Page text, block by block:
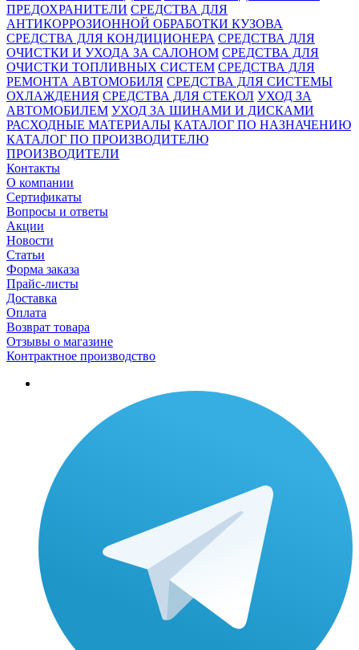
ПРЕДОХРАНИТЕЛИ СРЕДСТВА ДЛЯ
АНТИКОРРОЗИОННОЙ ОБРАБОТКИ КУЗОВА
СРЕДСТВА ДЛЯ КОНДИЦИОНЕРА СРЕДСТВА ДЛЯ
ОЧИСТКИ И УХОДА ЗА САЛОНОМ СРЕДСТВА ДЛЯ
ОЧИСТКИ ТОПЛИВНЫХ СИСТЕМ СРЕДСТВА ДЛЯ
РЕМОНТА АВТОМОБИЛЯ СРЕДСТВА ДЛЯ СИСТЕМЫ
ОХЛАЖДЕНИЯ СРЕДСТВА ДЛЯ СТЕКОЛ УХОД ЗА
АВТОМОБИЛЕМ УХОД ЗА ШИНАМИ И ДИСКАМИ
РАСХОДНЫЕ МАТЕРИАЛЫ КАТАЛОГ ПО НАЗНАЧЕНИЮ
КАТАЛОГ ПО ПРОИЗВОДИТЕЛЮ
ПРОИЗВОДИТЕЛИ
Контакты
О компании
Сертификаты
Вопросы и ответы
Акции
Новости
Статьи
Форма заказа
Прайс-листы
Доставка
Оплата
Возврат товара
Отзывы о магазине
Контрактное производство